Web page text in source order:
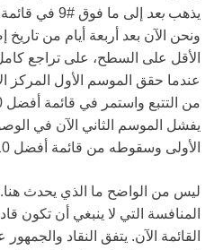
يذهب بعد
ونحن الآن بعد أربعة أيام من
الأقل على السطح، على تراجع
عندما حقق الموسم الأول المركز
يفشل الموسم الثاني الآن في
الأولى وسقوطه من قائمة أفضل 10 بالكامل قريبًا.
ليس من الواضح ما الذي يحدث
المنافسة التي لا ينبغي أن تكون
القائمة الآن. يتفق النقاد